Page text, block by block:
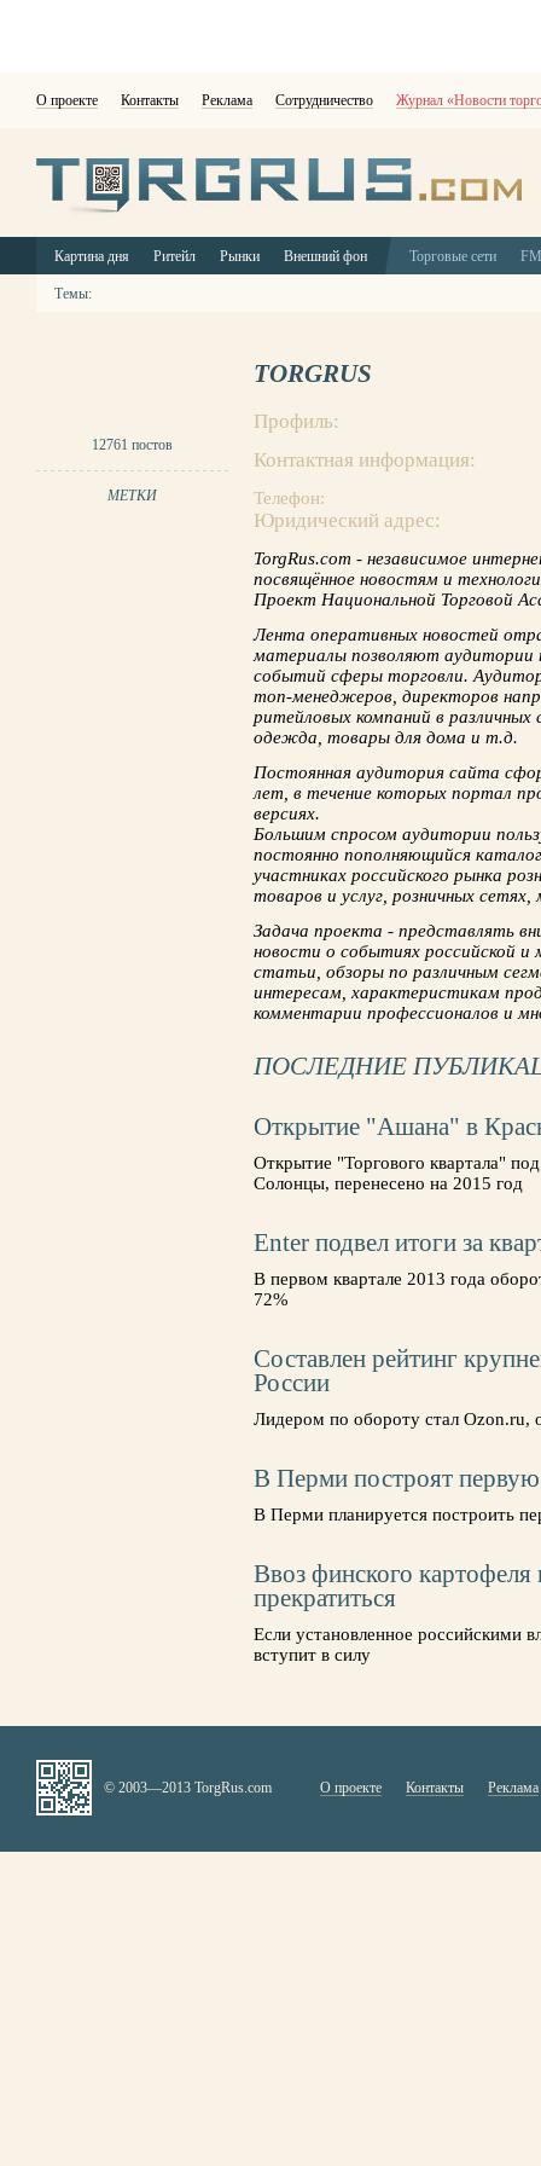
О проекте Контакты Реклама Сотрудничество Журнал «Новости
Картина дня Ритейл Рынки Внешний фон Торговые сети
Темы:
12761 постов
МЕТКИ
TORGRUS
Профиль:
Контактная информация:
Телефон:
Юридический адрес:
TorgRus.com - независимое
посвящённое новостям и
Проект Национальной Торговой
Лента оперативных новостей
материалы позволяют аудитории
событий сферы торговли.
топ-менеджеров, директоров
ритейловых компаний в
одежда, товары для дома и т.д.
Постоянная аудитория сайта
лет, в течение которых портал
версиях.
Большим спросом аудитории
постоянно пополняющийся
участниках российского рынка
товаров и услуг, розничных
Задача проекта - представлять
новости о событиях российской и
статьи, обзоры по различным
интересам, характеристикам
комментарии профессионалов и
ПОСЛЕДНИЕ
Открытие "Ашана" в
Открытие "Торгового квартала"
Солонцы, перенесено на 2015 год
Enter подвел итоги за
В первом квартале 2013 года
72%
Составлен рейтинг
России
Лидером по обороту стал
В Перми построят
В Перми планируется построить
Ввоз финского
прекратиться
Если установленное российскими
вступит в силу
© 2003—2013 TorgRus.com О проекте Контакты Реклама